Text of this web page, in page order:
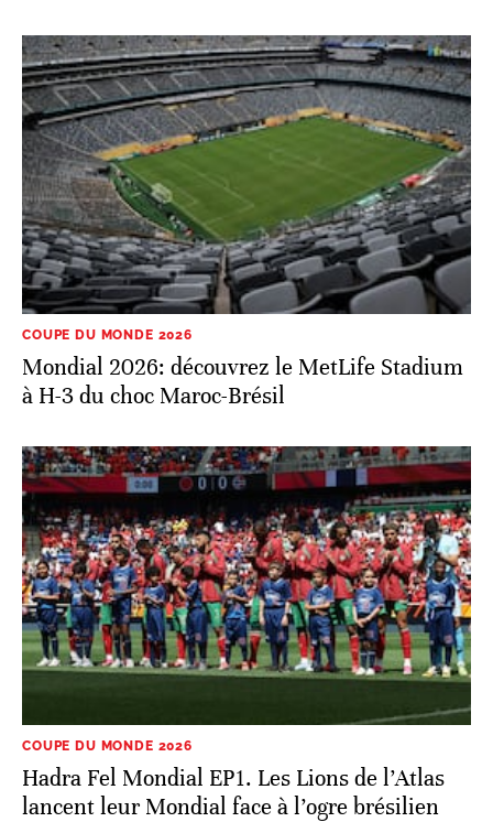
COUPE DU MONDE 2026
Mondial 2026: découvrez le MetLife Stadium
à H-3 du choc Maroc-Brésil
COUPE DU MONDE 2026
Hadra Fel Mondial EP1. Les Lions de l’Atlas
lancent leur Mondial face à l’ogre brésilien